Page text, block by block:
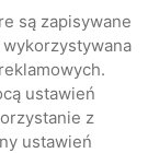
są zapisywane
ustawień
z
ustawień